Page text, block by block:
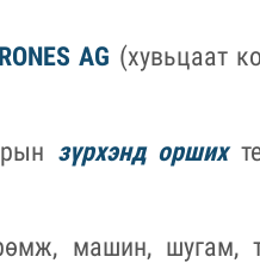
AG (хувьцаат
зүрхэнд орших
машин, шугам,